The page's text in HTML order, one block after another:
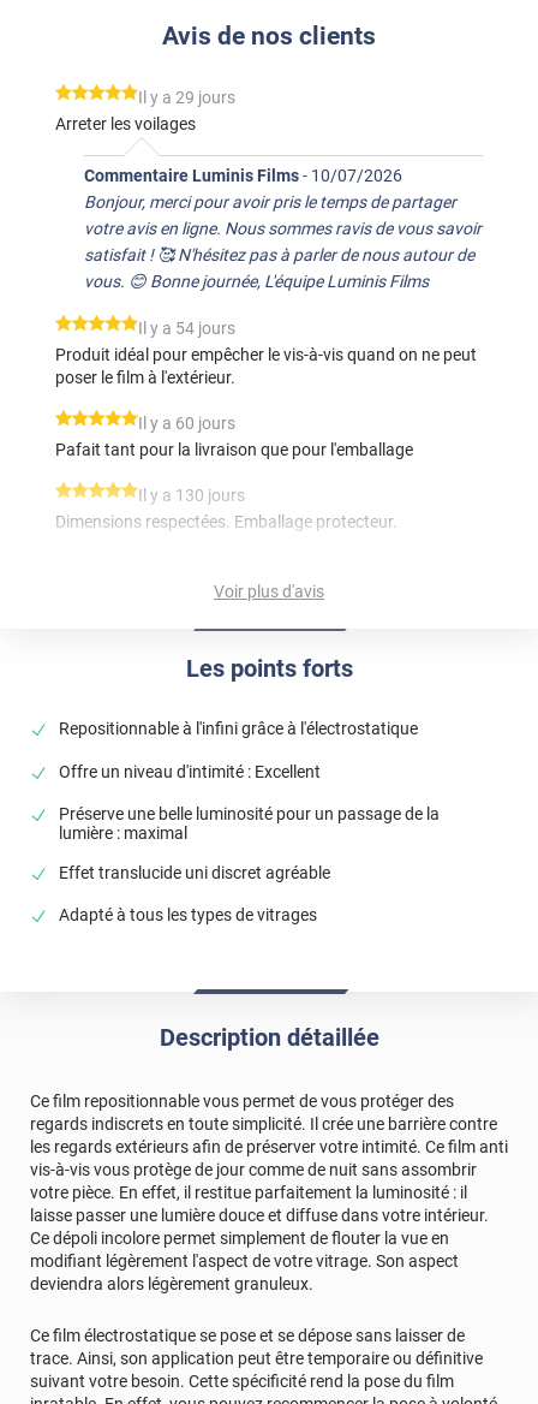
Les points forts
Repositionnable à l'infini grâce à l'électrostatique
Offre un niveau d'intimité : Excellent
Préserve une belle luminosité pour un passage de la
lumière : maximal
Effet translucide uni discret agréable
Adapté à tous les types de vitrages
Avis de nos clients
*****
Il y a 29 jours
Arreter les voilages
Commentaire Luminis Films- 10/07/2026
Bonjour, merci pour avoir pris le temps de partager
votre avis en ligne. Nous sommes ravis de vous savoir
satisfait ! 🥰 N'hésitez pas à parler de nous autour de
vous. 😊 Bonne journée, L'équipe Luminis Films
*****
Il y a 54 jours
Produit idéal pour empêcher le vis-à-vis quand on ne peut
poser le film à l'extérieur.
*****
Il y a 60 jours
Pafait tant pour la livraison que pour l'emballage
*****
Il y a 130 jours
Dimensions respectées. Emballage protecteur.
Pose facile et résultat visuel parfait, la luminosité à
Il y a 135 jours
Le rendu fait très propre. Très facile à placer. Effet
sablage très réussi.
film occultant facile a poser et répondant à mes attentes
*****
Il y a 193 jours
Bonne qualité, facile a poser et la luminosité des pièces
*****
Il y a 249 jours
Tous s'est déroulé parfaitement, du choix du produit
adapté à mes besoins à la commande en passant par la
livraison et la pose. Les instructions se sont révélées
claires et détaillées, et le résultat final s'est montré
conforme à mes attentes. Je recommande !
Commentaire Luminis Films-02/12/2025
votre avis en ligne. Nous sommes ravis de vous savoir
satisfait ! 🥰 N'hésitez pas à parler de nous autour de
vous. 😊 Bonne journée, L'équipe Luminis Films
Voir plus d'avis
Description détaillée
Ce film repositionnable vous permet de vous protéger des
regards indiscrets en toute simplicité. Il crée une barrière contre
les regards extérieurs afin de préserver votre intimité. Ce film anti
vis-à-vis vous protège de jour comme de nuit sans assombrir
votre pièce. En effet, il restitue parfaitement la luminosité : il
laisse passer une lumière douce et diffuse dans votre intérieur.
Ce dépoli incolore permet simplement de flouter la vue en
modifiant légèrement l'aspect de votre vitrage. Son aspect
deviendra alors légèrement granuleux.
Ce film électrostatique se pose et se dépose sans laisser de
trace. Ainsi, son application peut être temporaire ou définitive
suivant votre besoin. Cette spécificité rend la pose du film